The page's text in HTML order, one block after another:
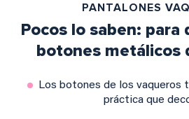
PANTALONES
Pocos lo saben: para
botones metálicos
Los botones de los vaqueros
práctica que